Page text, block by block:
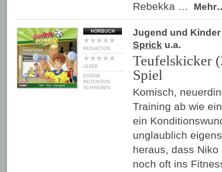
Rebekka …
HÖRBUCH
REDAKTION
LESER
EIGENE
REZENSION
SCHREIBEN
Jugend und Kinder
Sprick u.a.
Teufelskicker
Spiel
Komisch,
Training ab wie
ein
unglaublich
heraus, dass
noch oft ins